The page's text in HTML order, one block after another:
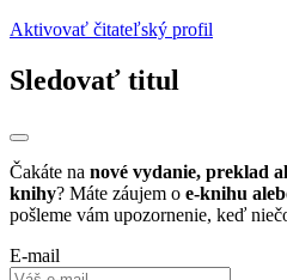
Aktivovať čitateľský profil
Sledovať titul
Čakáte na nové vydanie, preklad
knihy? Máte záujem o e-knihu
pošleme vám upozornenie, keď
E-mail